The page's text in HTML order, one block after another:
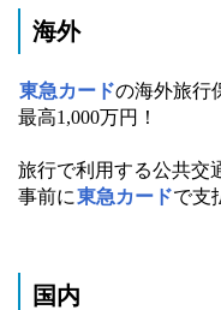
海外
東急カードの海外旅行
最高1,000万円！
旅行で利用する公共交
事前に東急カードで支
国内